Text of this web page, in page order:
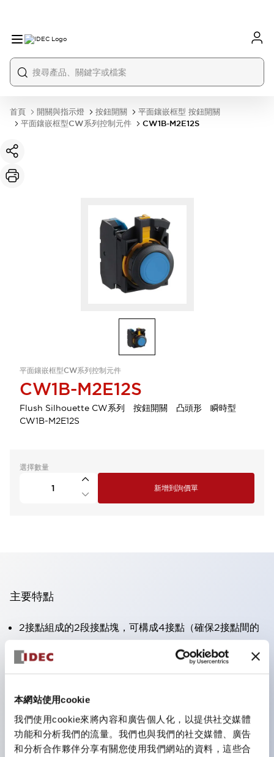
本網站使用cookie
我們使用cookie來將內容和廣告個人化，以提供社交媒體
功能和分析我們的流量。我們也與我們的社交媒體、廣告
和分析合作夥伴分享有關您使用我們網站的資料，這些合
首頁 開關與指示燈 按鈕開關
平面鑲嵌框型 按鈕開關
平面鑲嵌框型CW系列控制元件
CW1B-M2E12S
平面鑲嵌框型CW系列控制元件
CW1B-M2E12S
Flush Silhouette CW系列 按鈕開關 凸頭形 瞬時型
CW1B-M2E12S
選擇數量
新增到詢價單
主要特點
2接點組成的2段接點塊，可構成4接點（確保2接點間的
面板深度39.9mm（※11段接點塊）、59.9mm（※22段
第三代安全結構：2動作釋放、護罩一體成型、IP20手指
防護結構